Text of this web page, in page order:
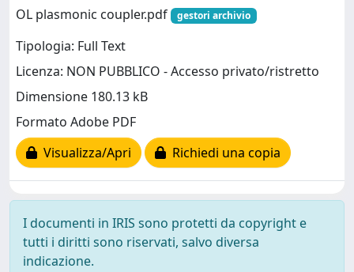
OL plasmonic coupler.pdf
gestori archivio
Tipologia: Full Text
Licenza: NON PUBBLICO - Accesso privato/ristretto
Dimensione 180.13 kB
Formato Adobe PDF
Visualizza/Apri
Richiedi una copia
I documenti in IRIS sono protetti da copyright e
tutti i diritti sono riservati, salvo diversa
indicazione.